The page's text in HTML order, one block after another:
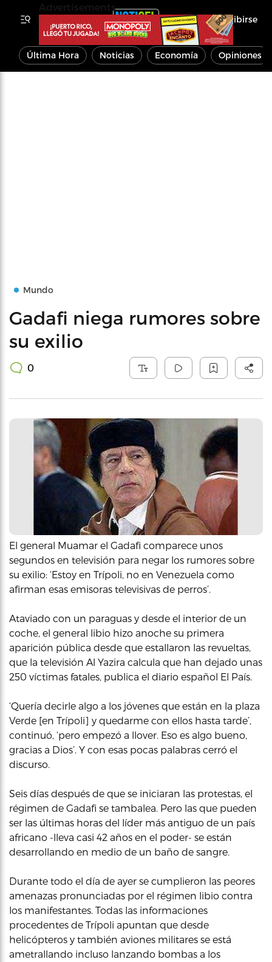
Inscribirse
Última Hora Noticias Economía Opiniones
Mundo
Gadafi niega rumores sobre
su exilio
0
El general Muamar el Gadafi comparece unos
segundos en televisión para negar los rumores sobre
su exilio: ‘Estoy en Trípoli, no en Venezuela como
afirman esas emisoras televisivas de perros’.
Ataviado con un paraguas y desde el interior de un
coche, el general libio hizo anoche su primera
aparición pública desde que estallaron las revueltas,
que la televisión Al Yazira calcula que han dejado unas
250 víctimas fatales, publica el diario español El País.
‘Quería decirle algo a los jóvenes que están en la plaza
Verde [en Trípoli] y quedarme con ellos hasta tarde’,
continuó, ‘pero empezó a llover. Eso es algo bueno,
gracias a Dios’. Y con esas pocas palabras cerró el
discurso.
Seis días después de que se iniciaran las protestas, el
régimen de Gadafi se tambalea. Pero las que pueden
ser las últimas horas del líder más antiguo de un país
africano -lleva casi 42 años en el poder- se están
desarrollando en medio de un baño de sangre.
Durante todo el día de ayer se cumplieron las peores
amenazas pronunciadas por el régimen libio contra
los manifestantes. Todas las informaciones
procedentes de Trípoli apuntan que desde
helicópteros y también aviones militares se está
ametrallando incluso lanzando bombas a los
Advertisements